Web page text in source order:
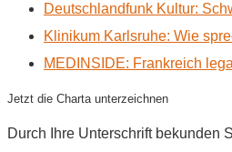
Deutschlandfunk Kultur:
Klinikum Karlsruhe: Wie
MEDINSIDE: Frankreich
Jetzt die Charta unterzeichnen
Durch Ihre Unterschrift bekunden